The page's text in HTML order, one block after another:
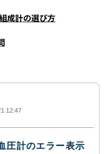
成計の選び方
12:47
圧計のエラー表示